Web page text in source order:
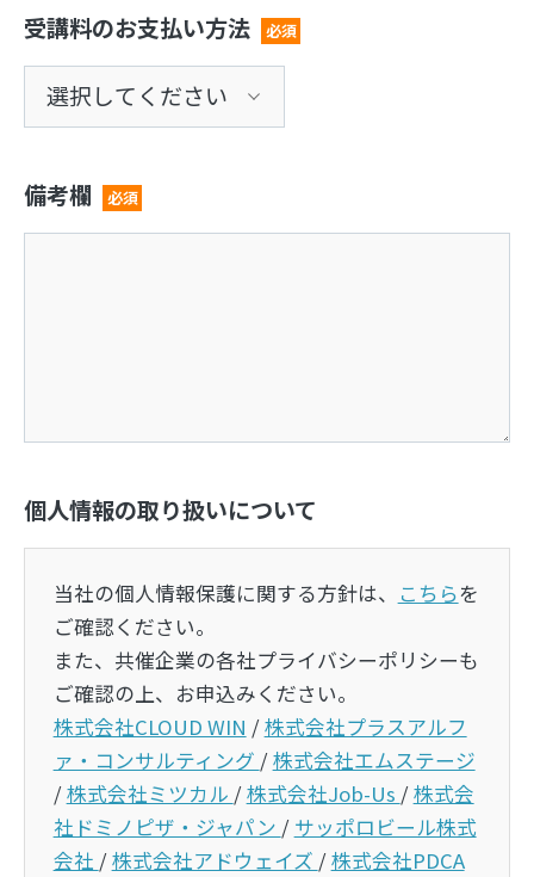
受講料のお支払い方法 必須
備考欄 必須
個人情報の取り扱いについて
当社の個人情報保護に関する方針は、 こちらを
ご確認ください。
また、共催企業の各社プライバシーポリシーも
ご確認の上、お申込みください。
株式会社CLOUD WIN /株式会社プラスアルフ
ァ・コンサルティング /株式会社エムステージ
/株式会社ミツカル /株式会社Job-Us /株式会
社ドミノピザ・ジャパン / サッポロビール株式
会社 /株式会社アドウェイズ /株式会社PDCA